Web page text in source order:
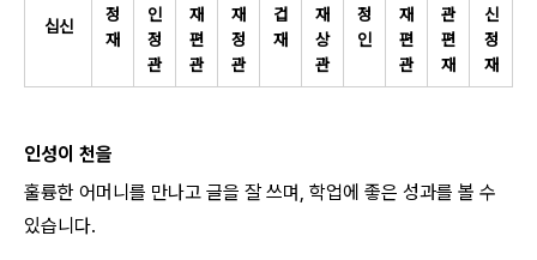
십신
정
재
인
정
관
재
편
관
재
정
관
겁
재
재
상
관
정
인
재
편
관
관
편
재
신
정
재
인성이 천을
훌륭한 어머니를 만나고 글을 잘 쓰며, 학업에 좋은 성과를 볼 수
있습니다.